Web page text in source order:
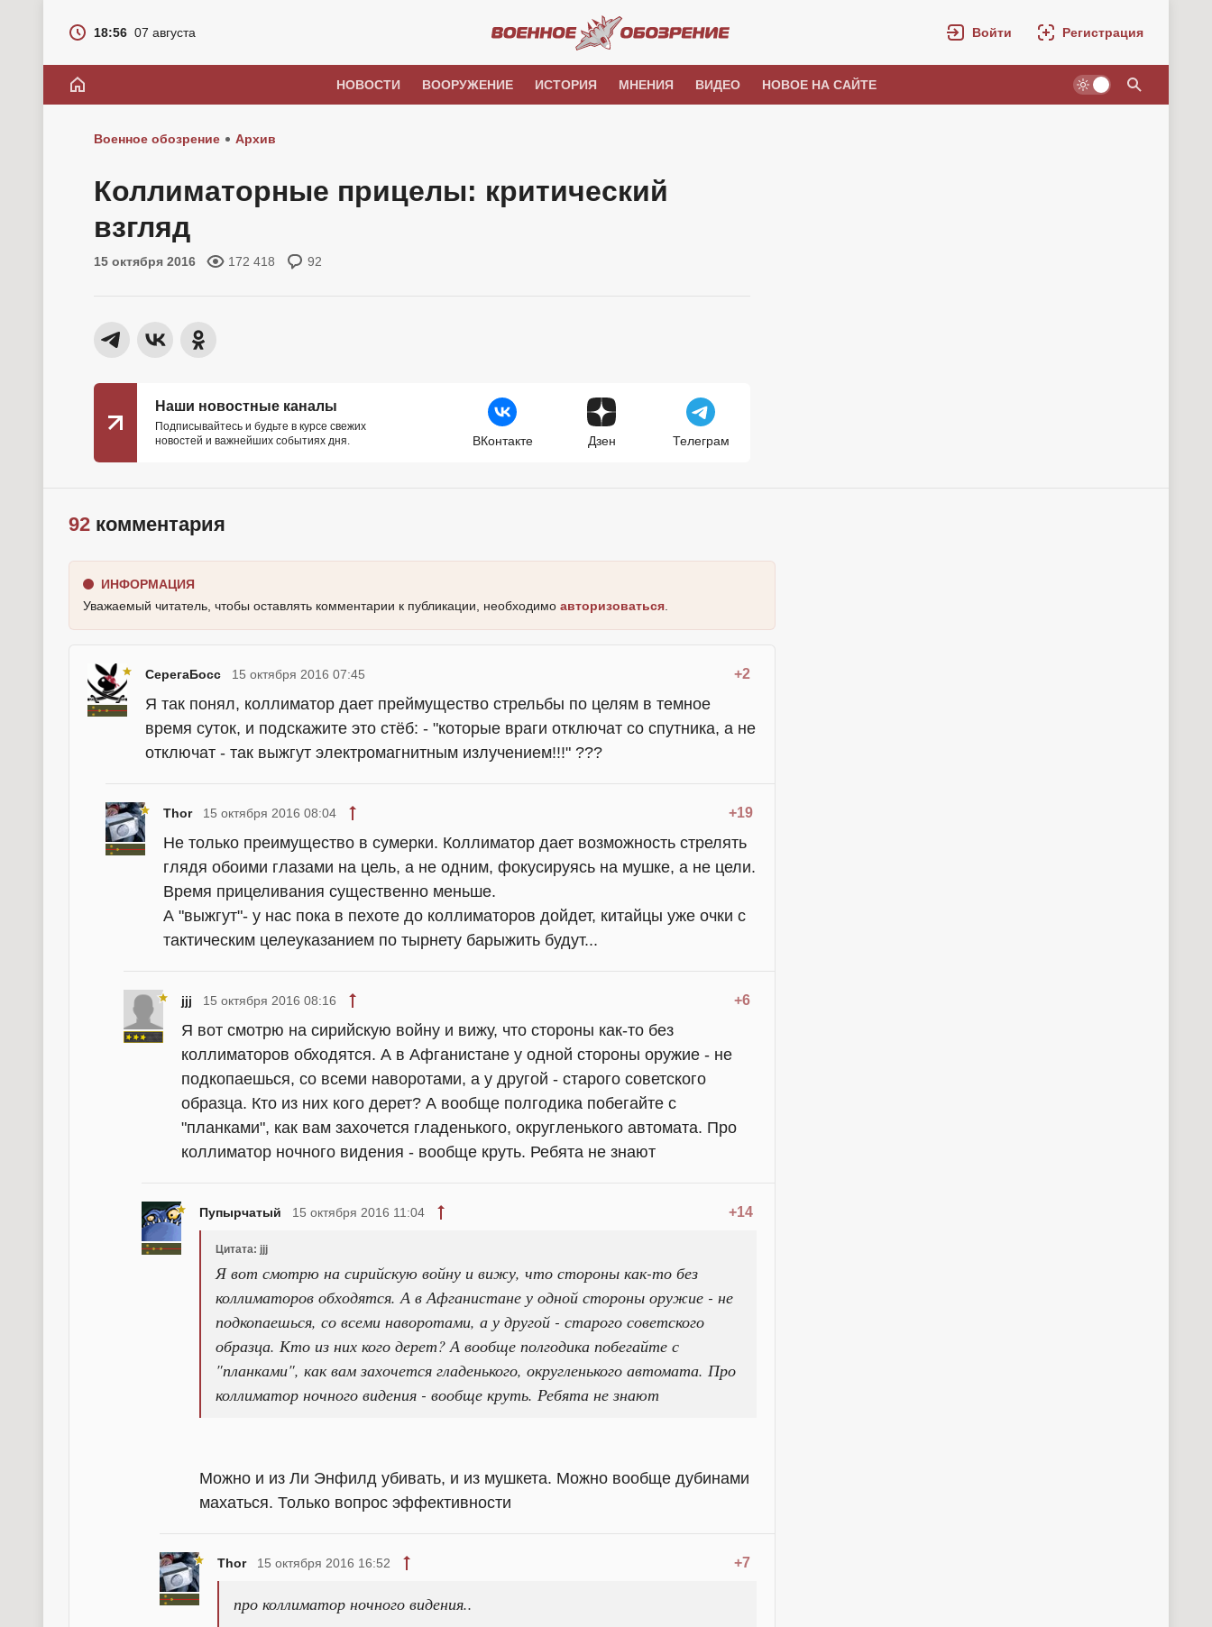
18:56 07 августа Войти Регистрация
НОВОСТИ ВООРУЖЕНИЕ ИСТОРИЯ МНЕНИЯ ВИДЕО НОВОЕ НА САЙТЕ
Военное обозрение Архив
Коллиматорные прицелы: критический
взгляд
15 октября 2016 172 418 92
Наши новостные каналы
Подписывайтесь и будьте в курсе свежих
новостей и важнейших событиях дня.
ВКонтакте Дзен Телеграм
92 комментария
ИНФОРМАЦИЯ
Уважаемый читатель, чтобы оставлять комментарии к публикации, необходимо авторизоваться
СерегаБосс +2
15 октября 2016 07:45
Я так понял, коллиматор дает преймущество стрельбы по целям в темное
время суток, и подскажите это стёб: - "которые враги отключат со спутника, а не
отключат - так выжгут электромагнитным излучением!!!" ???
Thor +19
15 октября 2016 08:04
Не только преимущество в сумерки. Коллиматор дает возможность стрелять
глядя обоими глазами на цель, а не одним, фокусируясь на мушке, а не цели.
Время прицеливания существенно меньше.
А "выжгут"- у нас пока в пехоте до коллиматоров дойдет, китайцы уже очки с
тактическим целеуказанием по тырнету барыжить будут...
jjj +6
15 октября 2016 08:16
Я вот смотрю на сирийскую войну и вижу, что стороны как-то без
коллиматоров обходятся. А в Афганистане у одной стороны оружие - не
подкопаешься, со всеми наворотами, а у другой - старого советского
образца. Кто из них кого дерет? А вообще полгодика побегайте с
"планками", как вам захочется гладенького, округленького автомата. Про
коллиматор ночного видения - вообще круть. Ребята не знают
Пупырчатый +14
15 октября 2016 11:04
Цитата: jjj
Я вот смотрю на сирийскую войну и вижу, что стороны как-то без
коллиматоров обходятся. А в Афганистане у одной стороны оружие - не
подкопаешься, со всеми наворотами, а у другой - старого советского
образца. Кто из них кого дерет? А вообще полгодика побегайте с
"планками", как вам захочется гладенького, округленького автомата. Про
коллиматор ночного видения - вообще круть. Ребята не знают
Можно и из Ли Энфилд убивать, и из мушкета. Можно вообще дубинами
махаться. Только вопрос эффективности
Thor +7
15 октября 2016 16:52
про коллиматор ночного видения..